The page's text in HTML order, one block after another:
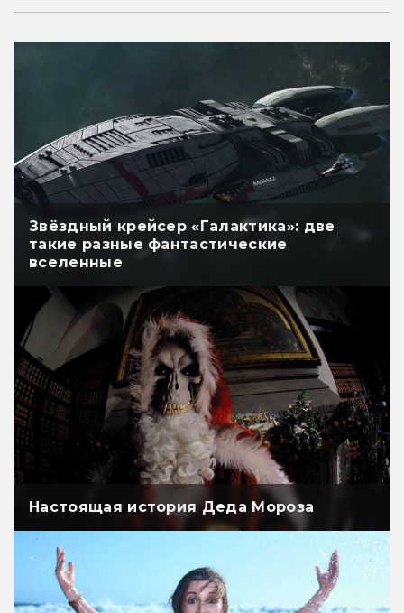
Звёздный крейсер «Галактика»: две
такие разные фантастические
вселенные
Настоящая история Деда Мороза